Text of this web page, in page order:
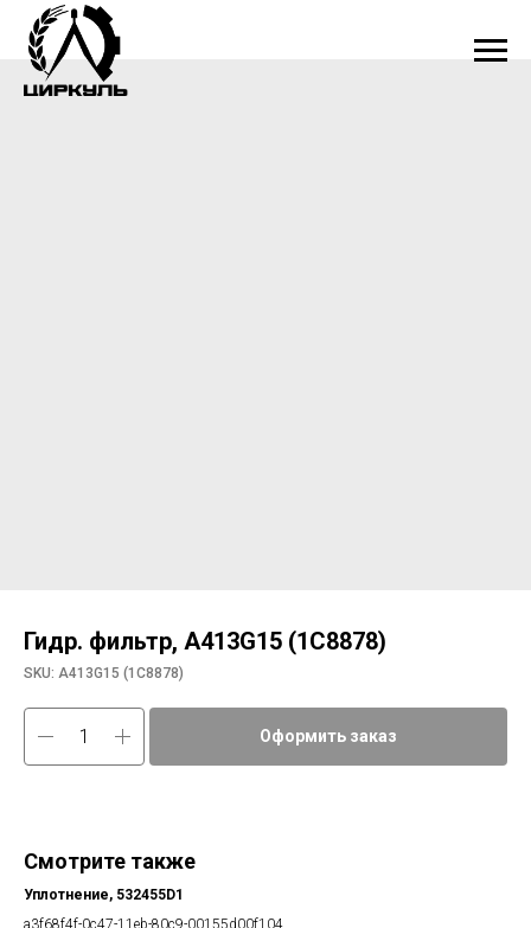
Гидр. фильтр, A413G15 (1С8878)
SKU: A413G15 (1С8878)
Оформить заказ
Смотрите также
Уплотнение, 532455D1